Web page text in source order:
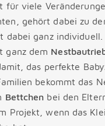
viele
gehört dabei zu
ganz individuell.
ganz dem
das perfekte
bekommt das
Bettchen bei den
Projekt, wenn das